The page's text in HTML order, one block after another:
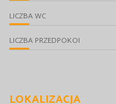
LICZBA WC
LICZBA PRZEDPOKOI
LOKALIZACJA